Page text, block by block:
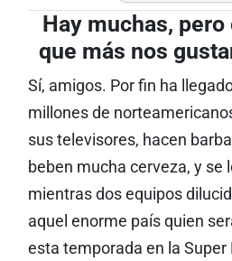
Hay muchas,
que más nos
Sí, amigos. Por fin ha
millones de
sus televisores, hacen
beben mucha cerveza, y se
mientras dos equipos
aquel enorme país quien
esta temporada en la Super